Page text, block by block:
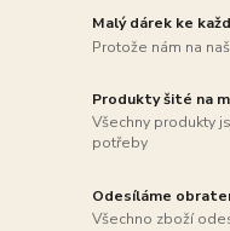
Malý dárek ke
Protože nám na
Produkty šité na
Všechny produkty
potřeby
Odesíláme
Všechno zboží